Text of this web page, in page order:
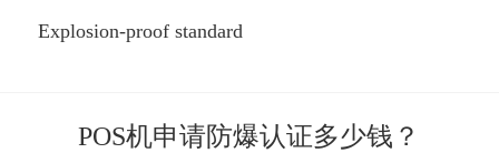
Explosion-proof standard
POS机申请防爆认证多少钱？